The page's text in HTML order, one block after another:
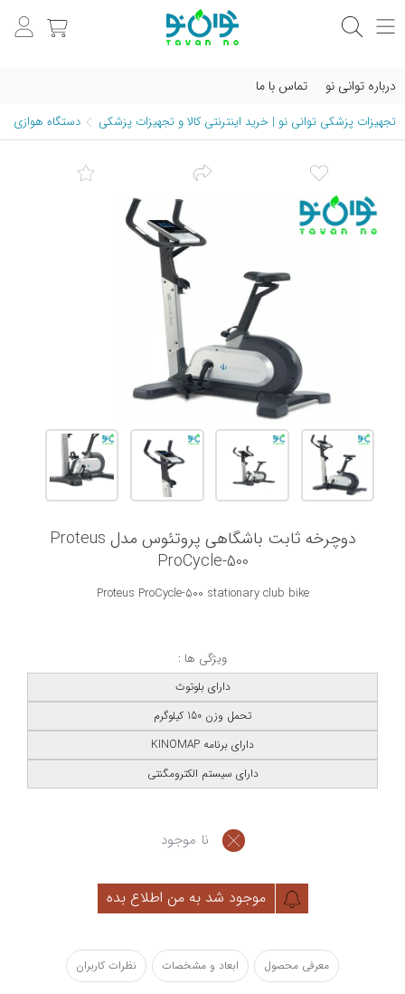
درباره توانی نو تماس با ما
تجهیزات پزشکی توانی نو | خرید اینترنتی کالا و تجهیزات پزشکی دستگاه هوازی
دوچرخه ثابت باشگاهی پروتئوس مدل Proteus
ProCycle-500
Proteus ProCycle-500 stationary club bike
ویژگی ها :
دارای بلوتوث
تحمل وزن 150 کیلوگرم
دارای برنامه KINOMAP
دارای سیستم الکترومگنتی
نا موجود
موجود شد به من اطلاع بده
معرفی محصول ابعاد و مشخصات نظرات کاربران